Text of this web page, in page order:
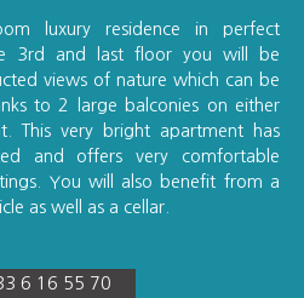
luxury residence in perfect
3rd and last floor you will be
views of nature which can be
to 2 large balconies on either
This very bright apartment has
and offers very comfortable
You will also benefit from a
as well as a cellar.
6 16 55 70